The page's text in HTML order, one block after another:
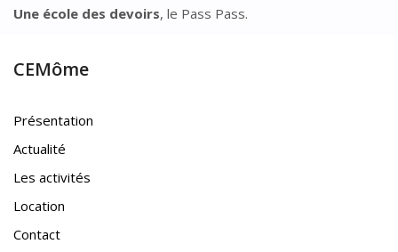
Une école des devoirs, le Pass Pass.
CEMôme
Présentation
Actualité
Les activités
Location
Contact